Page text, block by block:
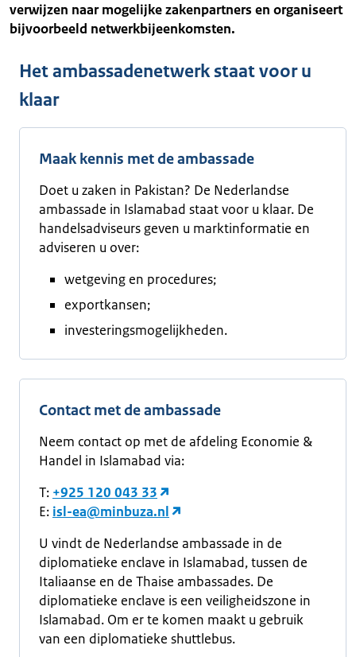
verwijzen naar mogelijke zakenpartners en organiseert
bijvoorbeeld netwerkbijeenkomsten.
Het ambassadenetwerk staat voor u
klaar
Maak kennis met de ambassade
Doet u zaken in Pakistan? De Nederlandse
ambassade in Islamabad staat voor u klaar. De
handelsadviseurs geven u marktinformatie en
adviseren u over:
wetgeving en procedures;
exportkansen;
investeringsmogelijkheden.
Contact met de ambassade
Neem contact op met de afdeling Economie &
Handel in Islamabad via:
T: +925 120 043 33
E: isl-ea@minbuza.nl
U vindt de Nederlandse ambassade in de
diplomatieke enclave in Islamabad, tussen de
Italiaanse en de Thaise ambassades. De
diplomatieke enclave is een veiligheidszone in
Islamabad. Om er te komen maakt u gebruik
van een diplomatieke shuttlebus.